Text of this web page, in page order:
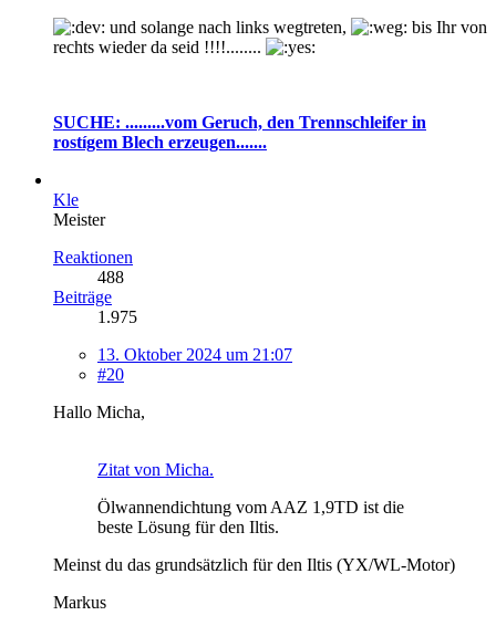
und solange nach links wegtreten,
bis Ihr von
rechts wieder da seid !!!!........
SUCHE: .........vom Geruch, den Trennschleifer in
rostígem Blech erzeugen.......
Kle
Meister
Reaktionen
488
Beiträge
1.975
13. Oktober 2024 um 21:07
#20
Hallo Micha,
Zitat von Micha.
Ölwannendichtung vom AAZ 1,9TD ist die
beste Lösung für den Iltis.
Meinst du das grundsätzlich für den Iltis (YX/WL-Motor)
Markus